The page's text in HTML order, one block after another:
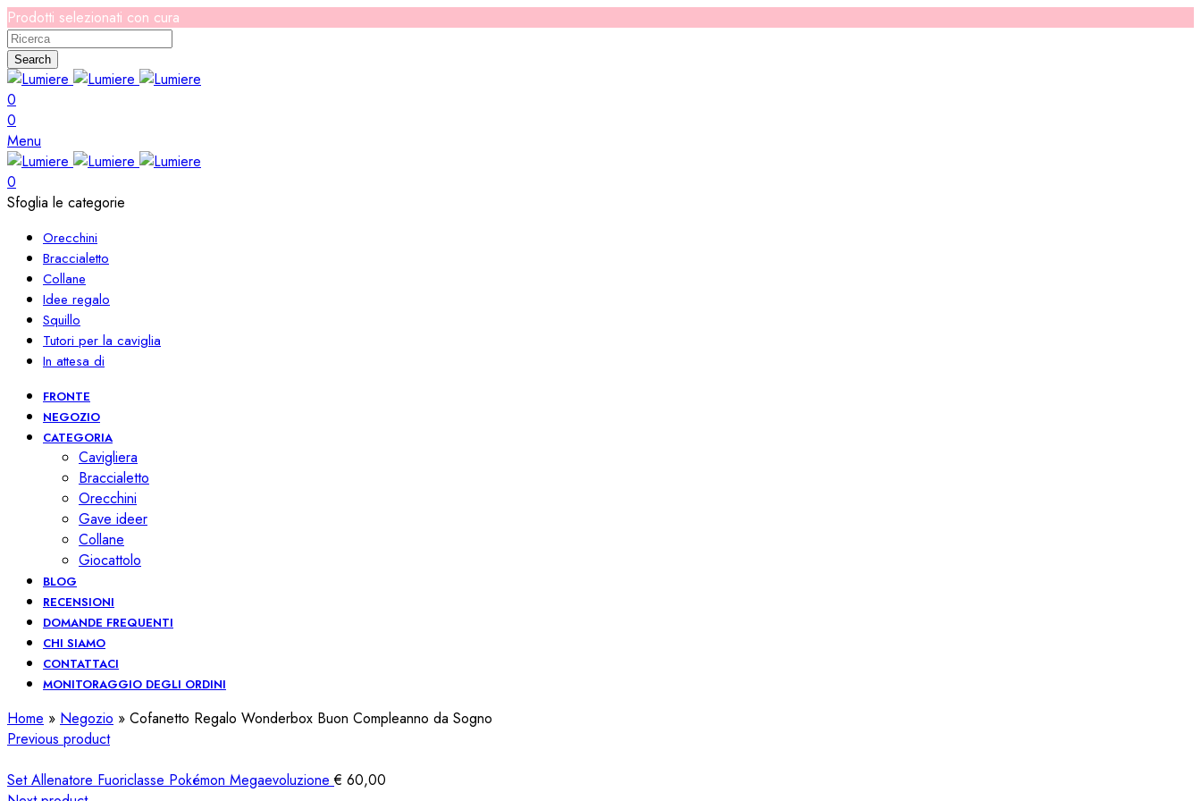
Prodotti selezionati con cura
Search
0
0
Menu
0
Sfoglia le categorie
Orecchini
Braccialetto
Collane
Idee regalo
Squillo
Tutori per la caviglia
In attesa di
FRONTE
NEGOZIO
CATEGORIA
Cavigliera
Braccialetto
Orecchini
Gave ideer
Collane
Giocattolo
BLOG
RECENSIONI
DOMANDE FREQUENTI
CHI SIAMO
CONTATTACI
MONITORAGGIO DEGLI ORDINI
Home » Negozio » Cofanetto Regalo Wonderbox Buon Compleanno da Sogno
Previous product
Set Allenatore Fuoriclasse Pokémon Megaevoluzione€ 60,00